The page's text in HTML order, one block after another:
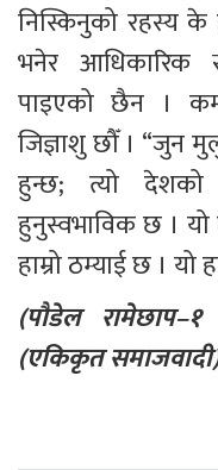
निस्किनुको रहस्य
भनेर आधिकारिक
पाइएको छैन ।
जिज्ञाशु छौँ । “जुन
हुन्छ; त्यो देशको
हुनुस्वभाविक छ । यो
हाम्रो ठम्याई छ । यो
(पाैडेल
(एकिकृत